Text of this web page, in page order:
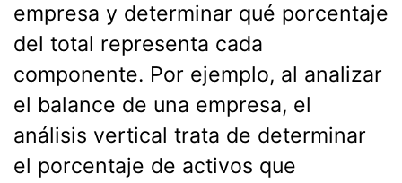
empresa y determinar qué porcentaje
del total representa cada
componente. Por ejemplo, al analizar
el balance de una empresa, el
análisis vertical trata de determinar
el porcentaje de activos que